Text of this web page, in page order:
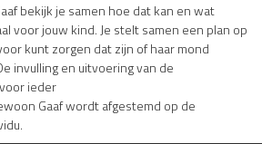
bekijk je samen hoe dat kan en wat
voor jouw kind. Je stelt samen een plan op
kunt zorgen dat zijn of haar mond
invulling en uitvoering van de
ieder
Gaaf wordt afgestemd op de